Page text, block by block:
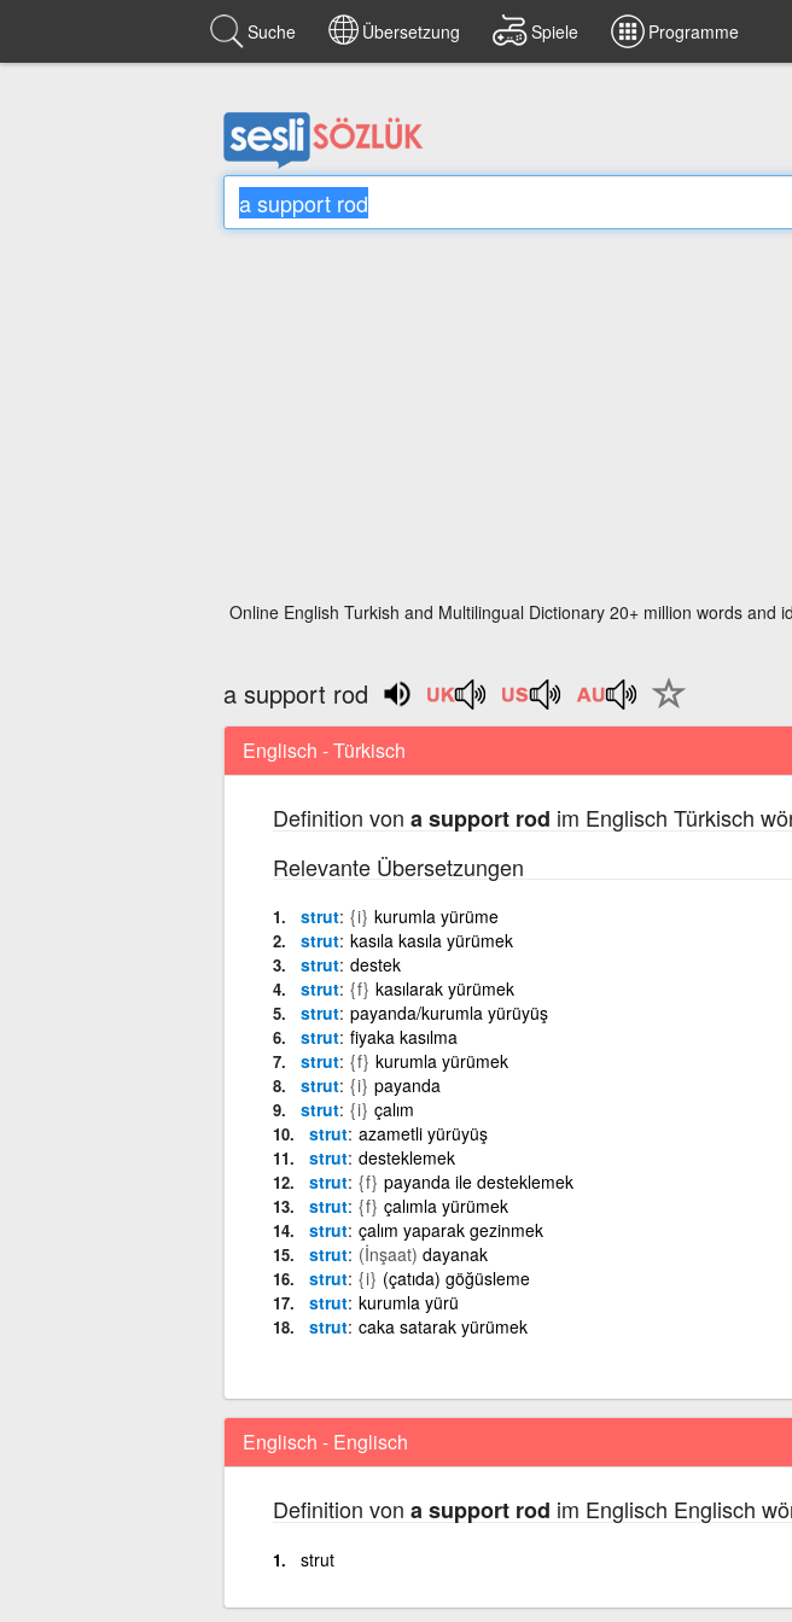
Suche Übersetzung Spiele Programme
Online English Turkish and Multilingual Dictionary 20+ million words and
a support rod
Englisch - Türkisch
Definition von a support rod im Englisch Türkisch
Relevante Übersetzungen
strut {i} kurumla yürüme
strut kasıla kasıla yürümek
strut destek
strut {f} kasılarak yürümek
strut payanda/kurumla yürüyüş
strut fiyaka kasılma
strut {f} kurumla yürümek
strut {i} payanda
strut {i} çalım
strut azametli yürüyüş
strut desteklemek
strut {f} payanda ile desteklemek
strut {f} çalımla yürümek
strut çalım yaparak gezinmek
strut (İnşaat) dayanak
strut {i} (çatıda) göğüsleme
strut kurumla yürü
strut caka satarak yürümek
Englisch - Englisch
Definition von a support rod im Englisch Englisch
strut